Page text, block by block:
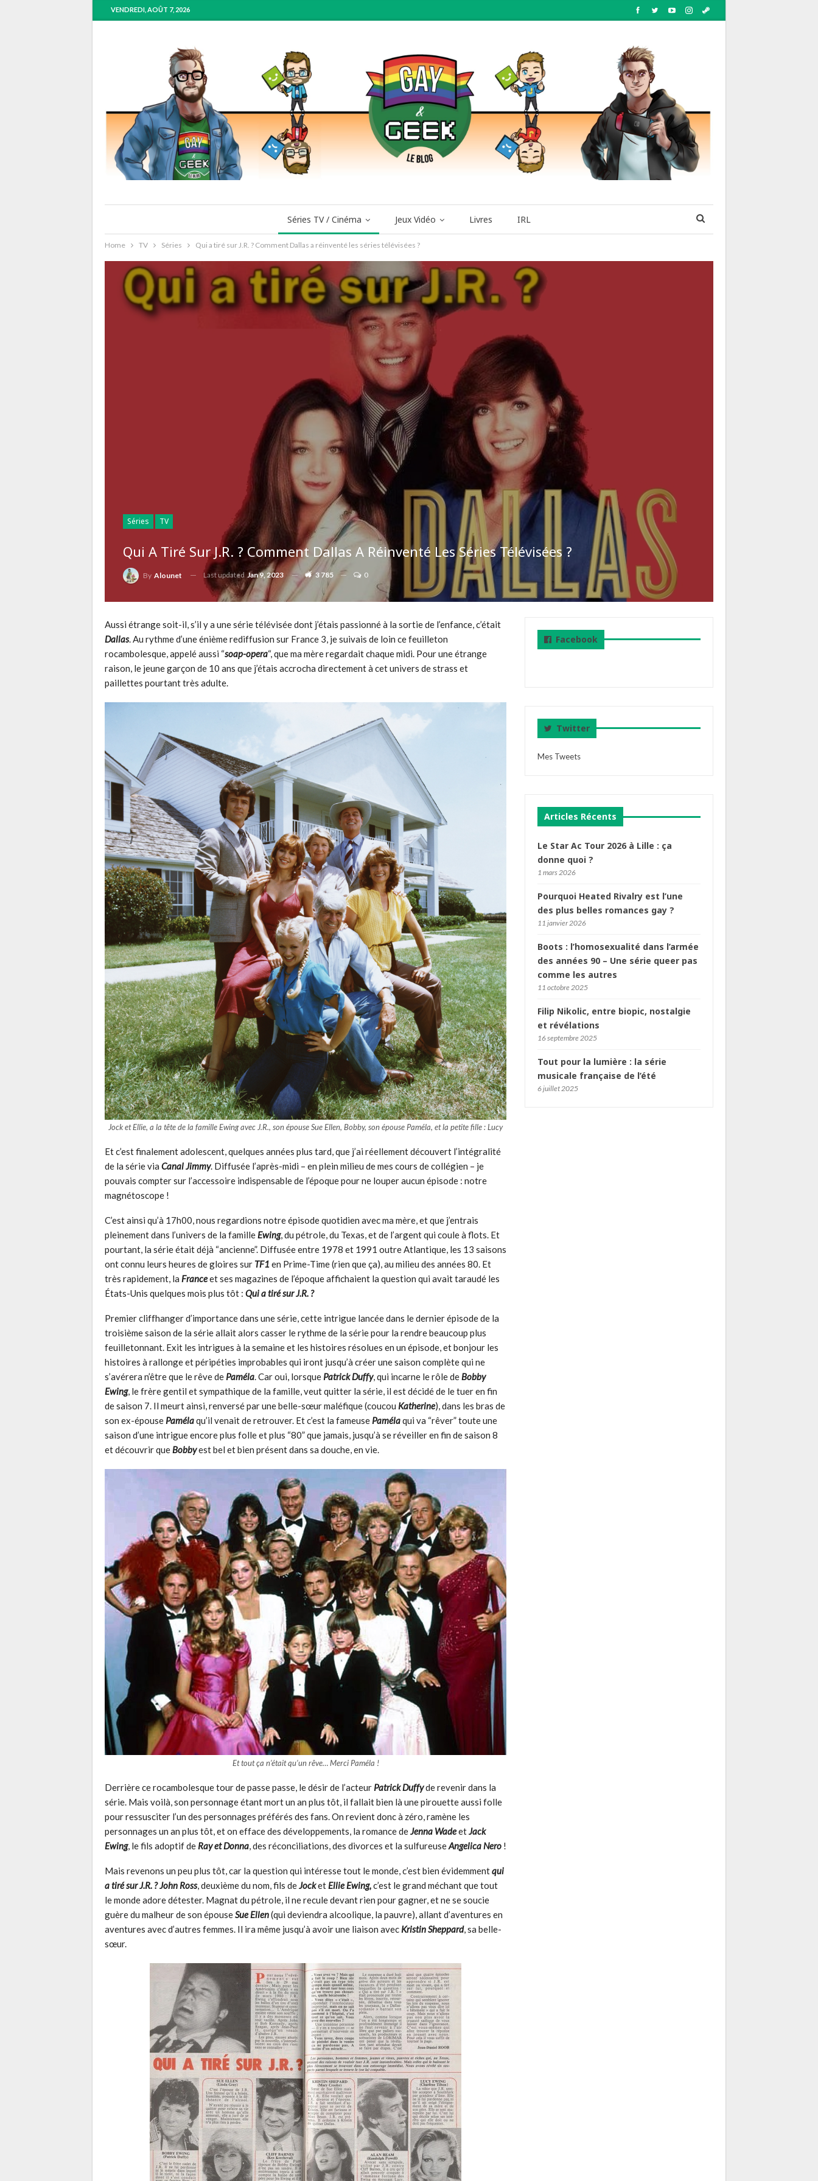
VENDREDI, AOÛT 7, 2026
Séries TV / Cinéma Jeux Vidéo Livres IRL
Home TV Séries Qui a tiré sur J.R. ? Comment Dallas a réinventé les séries télévisées ?
Séries TV
Qui A Tiré Sur J.R. ? Comment Dallas A Réinventé Les Séries Télévisées ?
By Alounet Last updatedJan 9, 2023 3 785 0
Aussi étrange soit-il, s’il y a une série télévisée dont j’étais passionné à la sortie de l’enfance, c’était
Dallas. Au rythme d’une énième rediffusion sur France 3, je suivais de loin ce feuilleton
rocambolesque, appelé aussi “soap-opera“, que ma mère regardait chaque midi. Pour une étrange
raison, le jeune garçon de 10 ans que j’étais accrocha directement à cet univers de strass et
paillettes pourtant très adulte.
Jock et Ellie, a la tête de la famille Ewing avec J.R., son épouse Sue Ellen, Bobby, son épouse Paméla, et la petite fille : Lucy
Et c’est finalement adolescent, quelques années plus tard, que j’ai réellement découvert l’intégralité
de la série via Canal Jimmy. Diffusée l’après-midi – en plein milieu de mes cours de collégien – je
pouvais compter sur l’accessoire indispensable de l’époque pour ne louper aucun épisode : notre
magnétoscope !
C’est ainsi qu’à 17h00, nous regardions notre épisode quotidien avec ma mère, et que j’entrais
pleinement dans l’univers de la familleEwing, du pétrole, du Texas, et de l’argent qui coule à flots. Et
pourtant, la série était déjà “ancienne”. Diffusée entre 1978 et 1991 outre Atlantique, les 13 saisons
ont connu leurs heures de gloires sur TF1en Prime-Time (rien que ça), au milieu des années 80. Et
très rapidement, la Franceet ses magazines de l’époque affichaient la question qui avait taraudé les
États-Unis quelques mois plus tôt : Qui a tiré sur J.R. ?
Premier cliffhanger d’importance dans une série, cette intrigue lancée dans le dernier épisode de la
troisième saison de la série allait alors casser le rythme de la série pour la rendre beaucoup plus
feuilletonnant. Exit les intrigues à la semaine et les histoires résolues en un épisode, et bonjour les
histoires à rallonge et péripéties improbables qui iront jusqu’à créer une saison complète qui ne
s’avérera n’être que le rêve de Paméla. Car oui, lorsque Patrick Duffy, qui incarne le rôle deBobby
Ewing, le frère gentil et sympathique de la famille, veut quitter la série, il est décidé de le tuer en fin
de saison 7. Il meurt ainsi, renversé par une belle-sœur maléfique (coucou Katherine), dans les bras de
son ex-épouse Pamélaqu’il venait de retrouver. Et c’est la fameuse Pamélaqui va “rêver” toute une
saison d’une intrigue encore plus folle et plus “80” que jamais, jusqu’à se réveiller en fin de saison 8
et découvrir queBobbyest bel et bien présent dans sa douche, en vie.
Et tout ça n’était qu’un rêve… Merci Paméla !
Derrière ce rocambolesque tour de passe passe, le désir de l’acteur Patrick Duffyde revenir dans la
série. Mais voilà, son personnage étant mort un an plus tôt, il fallait bien là une pirouette aussi folle
pour ressusciter l’un des personnages préférés des fans. On revient donc à zéro, ramène les
personnages un an plus tôt, et on efface des développements, la romance deJenna WadeetJack
Ewing, le fils adoptif de Ray et Donna, des réconciliations, des divorces et la sulfureuseAngelica Nero !
Mais revenons un peu plus tôt, car la question qui intéresse tout le monde, c’est bien évidemmentqui
a tiré sur J.R. ?John Ross, deuxième du nom, fils deJocketEllie Ewing,c’est le grand méchant que tout
le monde adore détester. Magnat du pétrole, il ne recule devant rien pour gagner, et ne se soucie
guère du malheur de son épouseSue Ellen(qui deviendra alcoolique, la pauvre), allant d’aventures en
aventures avec d’autres femmes. Il ira même jusqu’à avoir une liaison avec Kristin Sheppard, sa belle-
sœur.
Facebook
Twitter
Mes Tweets
Articles Récents
Le Star Ac Tour 2026 à Lille : ça
donne quoi ?
1 mars 2026
Pourquoi Heated Rivalry est l’une
des plus belles romances gay ?
11 janvier 2026
Boots : l’homosexualité dans l’armée
des années 90 – Une série queer pas
comme les autres
11 octobre 2025
Filip Nikolic, entre biopic, nostalgie
et révélations
16 septembre 2025
Tout pour la lumière : la série
musicale française de l’été
6 juillet 2025